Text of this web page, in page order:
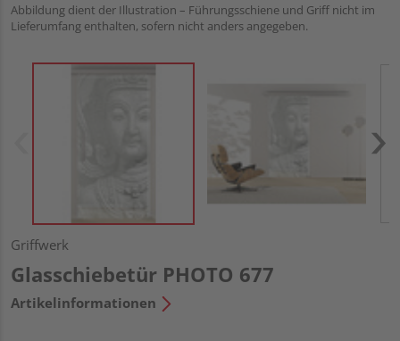
Abbildung dient der Illustration – Führungsschiene und Griff nicht im
Lieferumfang enthalten, sofern nicht anders angegeben.
Griffwerk
Glasschiebetür PHOTO 677
Artikelinformationen